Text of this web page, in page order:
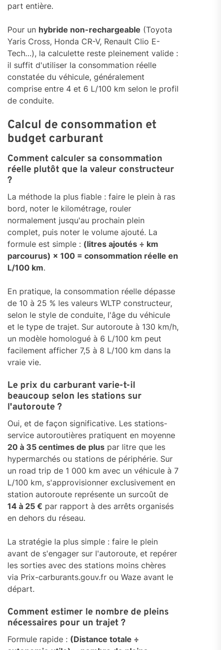
part entière.
Pour un hybride non-rechargeable (Toyota
Yaris Cross, Honda CR-V, Renault Clio E-
Tech…), la calculette reste pleinement valide :
il suffit d'utiliser la consommation réelle
constatée du véhicule, généralement
comprise entre 4 et 6 L/100 km selon le profil
de conduite.
Calcul de consommation et
budget carburant
Comment calculer sa consommation
réelle plutôt que la valeur constructeur
?
La méthode la plus fiable : faire le plein à ras
bord, noter le kilométrage, rouler
normalement jusqu'au prochain plein
complet, puis noter le volume ajouté. La
formule est simple : (litres ajoutés ÷ km
parcourus) × 100 = consommation réelle en
L/100 km.
En pratique, la consommation réelle dépasse
de 10 à 25 % les valeurs WLTP constructeur,
selon le style de conduite, l'âge du véhicule
et le type de trajet. Sur autoroute à 130 km/h,
un modèle homologué à 6 L/100 km peut
facilement afficher 7,5 à 8 L/100 km dans la
vraie vie.
Le prix du carburant varie-t-il
beaucoup selon les stations sur
l'autoroute ?
Oui, et de façon significative. Les stations-
service autoroutières pratiquent en moyenne
20 à 35 centimes de plus par litre que les
hypermarchés ou stations de périphérie. Sur
un road trip de 1 000 km avec un véhicule à 7
L/100 km, s'approvisionner exclusivement en
station autoroute représente un surcoût de
14 à 25 € par rapport à des arrêts organisés
en dehors du réseau.
La stratégie la plus simple : faire le plein
avant de s'engager sur l'autoroute, et repérer
les sorties avec des stations moins chères
via Prix-carburants.gouv.fr ou Waze avant le
départ.
Comment estimer le nombre de pleins
nécessaires pour un trajet ?
Formule rapide : (Distance totale ÷